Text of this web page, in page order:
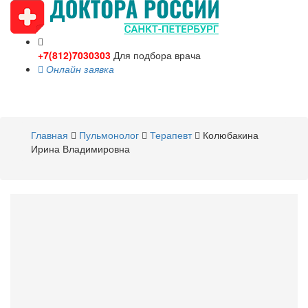
+7(812)7030303 Для подбора врача
Онлайн заявка
Главная
Пульмонолог Терапевт
Колюбакина
Ирина Владимировна